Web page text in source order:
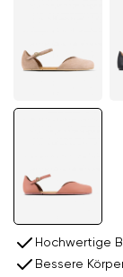
Hochwertige
Bessere